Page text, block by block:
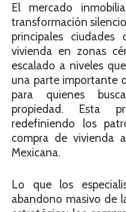
El mercado
transformación
principales
vivienda en zonas
escalado a niveles
una parte importante
para quienes
propiedad. Esta
redefiniendo los
compra de vivienda
Mexicana.
Lo que los
abandono masivo de